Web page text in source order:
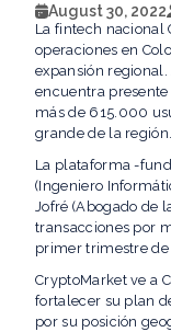
August 30, 2022
La fintech nacional
operaciones en
expansión
encuentra
más de 615.000
grande de la región.
La plataforma -
(Ingeniero
Jofré (Abogado de
transacciones por
primer trimestre de
CryptoMarket ve a
fortalecer su plan
por su posición